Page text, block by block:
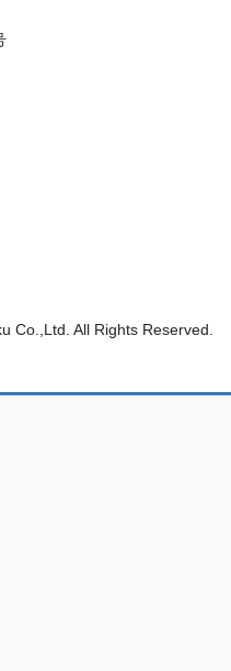
Co.,Ltd. All Rights Reserved.